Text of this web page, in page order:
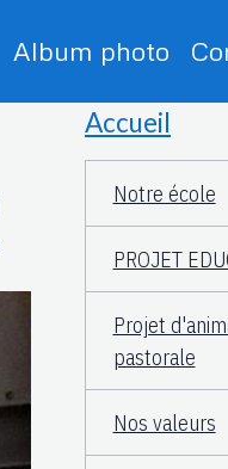
Album photo
Accueil
Notre école
PROJET
Projet
pastorale
Nos valeurs